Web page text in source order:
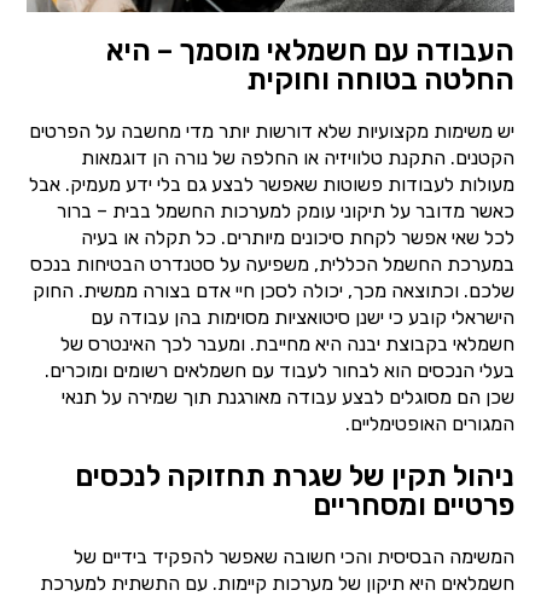
העבודה עם חשמלאי מוסמך – היא
החלטה בטוחה וחוקית
יש משימות מקצועיות שלא דורשות יותר מדי מחשבה על הפרטים
הקטנים. התקנת טלוויזיה או החלפה של נורה הן דוגמאות
מעולות לעבודות פשוטות שאפשר לבצע גם בלי ידע מעמיק. אבל
כאשר מדובר על תיקוני עומק למערכות החשמל בבית – ברור
לכל שאי אפשר לקחת סיכונים מיותרים. כל תקלה או בעיה
במערכת החשמל הכללית, משפיעה על סטנדרט הבטיחות בנכס
שלכם. וכתוצאה מכך, יכולה לסכן חיי אדם בצורה ממשית. החוק
הישראלי קובע כי ישנן סיטואציות מסוימות בהן עבודה עם
חשמלאי בקבוצת יבנה היא מחייבת. ומעבר לכך האינטרס של
בעלי הנכסים הוא לבחור לעבוד עם חשמלאים רשומים ומוכרים.
שכן הם מסוגלים לבצע עבודה מאורגנת תוך שמירה על תנאי
המגורים האופטימליים.
ניהול תקין של שגרת תחזוקה לנכסים
פרטיים ומסחריים
המשימה הבסיסית והכי חשובה שאפשר להפקיד בידיים של
חשמלאים היא תיקון של מערכות קיימות. עם התשתית למערכת